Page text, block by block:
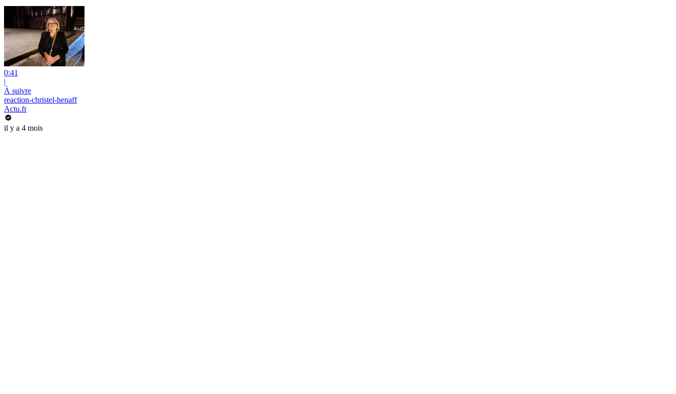
0:41
|
À suivre
reaction-christel-henaff
Actu.fr
il y a 4 mois